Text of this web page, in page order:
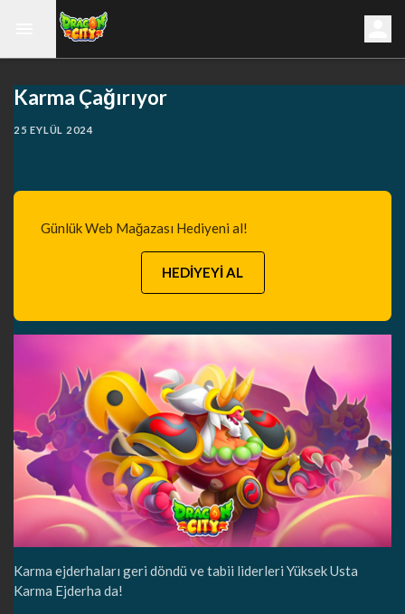
Karma Çağırıyor
25 EYLÜL 2024
Günlük Web Mağazası Hediyeni al!
HEDİYEYİ AL
Karma ejderhaları geri döndü ve tabii liderleri Yüksek Usta
Karma Ejderha da!